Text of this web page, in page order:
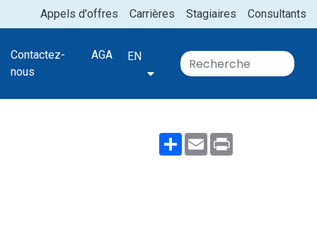
Consultants
Stagiaires
Carrières
Appels d'offres
Contactez-
nous
AGA EN
ShareEmail